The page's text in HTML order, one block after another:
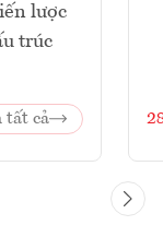
lược
trúc
tất cả